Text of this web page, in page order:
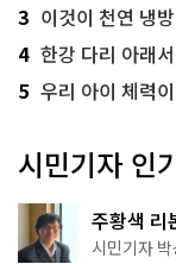
3 이것이 천연 냉
4 한강 다리 아래
5 우리 아이 체력
시민기자 인
주황색 리
서울둘레
시민기자 박